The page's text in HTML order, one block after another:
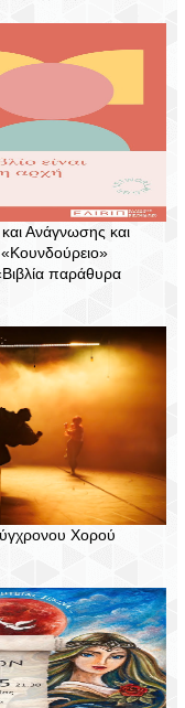
και Ανάγνωσης και
παράθυρα
Χορού